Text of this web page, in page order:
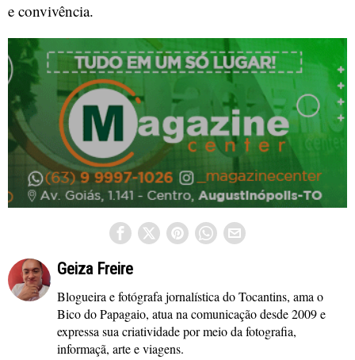
e convivência.
Geiza Freire
Blogueira e fotógrafa jornalística do Tocantins, ama o
Bico do Papagaio, atua na comunicação desde 2009 e
expressa sua criatividade por meio da fotografia,
informaçã, arte e viagens.